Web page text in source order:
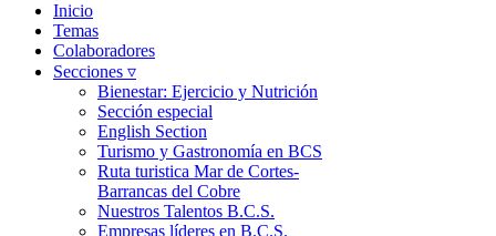
Inicio
Temas
Colaboradores
Secciones ▿
Bienestar: Ejercicio y Nutrición
Sección especial
English Section
Turismo y Gastronomía en BCS
Ruta turistica Mar de Cortes-
Barrancas del Cobre
Nuestros Talentos B.C.S.
Empresas líderes en B.C.S.